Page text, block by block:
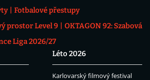
Fotbalové přestupy
prostor Level 9
OKTAGON 92: Szabová
Liga 2026/27
Léto 2026
Karlovarský filmový festival